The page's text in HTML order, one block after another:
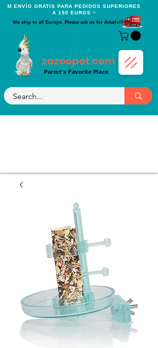
Μ ENVÍO GRATIS PARA PEDIDOS SUPERIORES
A 150 EUROS ~
We ship to all Europe. Please ask us for details!!!
zazoopet.com
Parrot's Favorite Place